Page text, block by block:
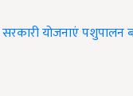
सरकारी योजनाएंपशुपालन